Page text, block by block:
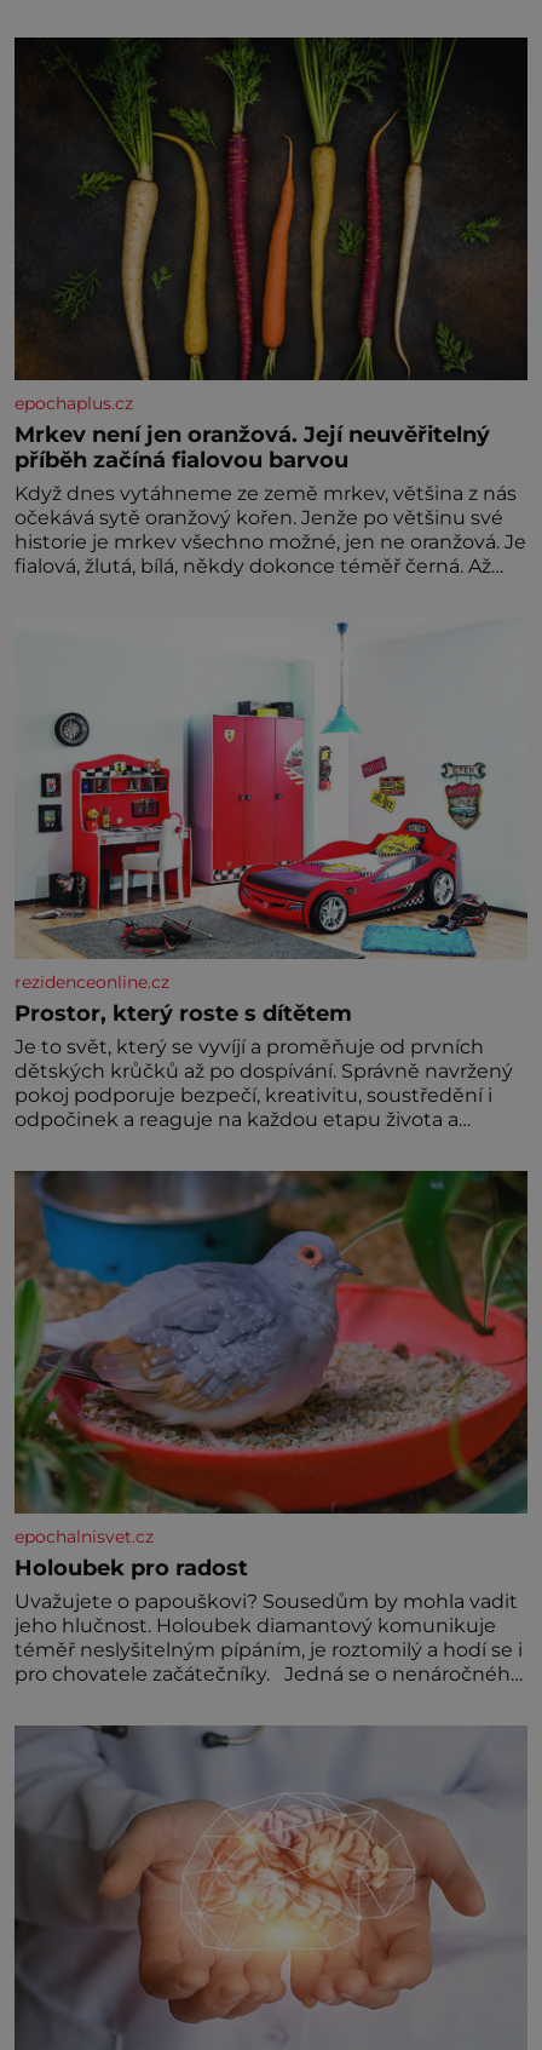
zaopatřený mladý muž. Manželství nám oběma moc
nesvědčilo, brzy jsme zjistili, že
epochaplus.cz
Mrkev není jen oranžová. Její neuvěřitelný
příběh začíná fialovou barvou
Když dnes vytáhneme ze země mrkev, většina z nás
očekává sytě oranžový kořen. Jenže po většinu své
historie je mrkev všechno možné, jen ne oranžová. Je
fialová, žlutá, bílá, někdy dokonce téměř černá. Až
nedokážeme představit. Její příběh je
rezidenceonline.cz
Prostor, který roste s dítětem
Je to svět, který se vyvíjí a proměňuje od prvních
dětských krůčků až po dospívání. Správně navržený
pokoj podporuje bezpečí, kreativitu, soustředění i
odpočinek a reaguje na každou etapu života a
jednoduchost, měkkost a bezpečí, proto by pokoj
miminka měl působit především klidně a útulně.
Předškolní věk je
epochalnisvet.cz
Holoubek pro radost
Uvažujete o papouškovi? Sousedům by mohla vadit
jeho hlučnost. Holoubek diamantový komunikuje
téměř neslyšitelným pípáním, je roztomilý a hodí se i
pro chovatele začátečníky. Jedná se o nenáročného
Hodně času tráví na zemi, kde sbírá zbytky semínek
Jeho domovinou je prakticky celá Austrálie s
výjimkou pobřežní oblasti.